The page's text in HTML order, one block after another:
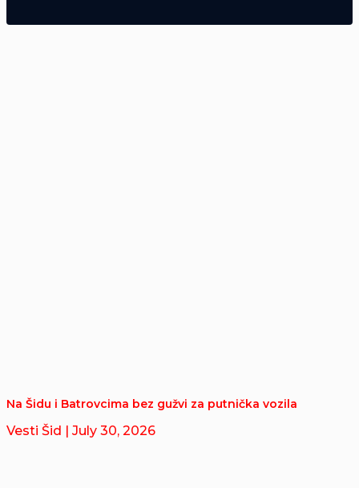
Na Šidu i Batrovcima bez gužvi za putnička vozila
Vesti Šid | July 30, 2026